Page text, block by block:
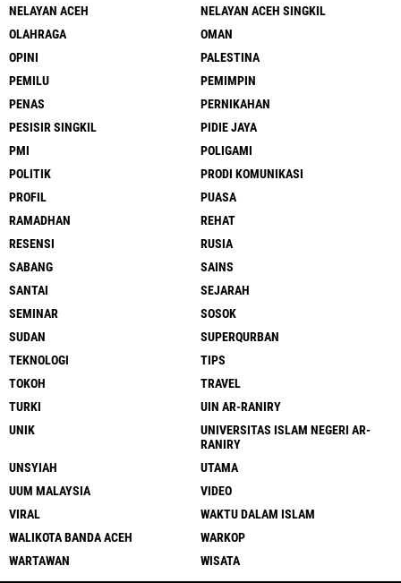
NELAYAN ACEH
NELAYAN ACEH SINGKIL
OLAHRAGA
OMAN
OPINI
PALESTINA
PEMILU
PEMIMPIN
PENAS
PERNIKAHAN
PESISIR SINGKIL
PIDIE JAYA
PMI
POLIGAMI
POLITIK
PRODI KOMUNIKASI
PROFIL
PUASA
RAMADHAN
REHAT
RESENSI
RUSIA
SABANG
SAINS
SANTAI
SEJARAH
SEMINAR
SOSOK
SUDAN
SUPERQURBAN
TEKNOLOGI
TIPS
TOKOH
TRAVEL
TURKI
UIN AR-RANIRY
UNIK
UNIVERSITAS ISLAM NEGERI AR-
RANIRY
UNSYIAH
UTAMA
UUM MALAYSIA
VIDEO
VIRAL
WAKTU DALAM ISLAM
WALIKOTA BANDA ACEH
WARKOP
WARTAWAN
WISATA